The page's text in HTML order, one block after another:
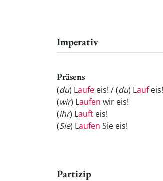
Imperativ
Präsens
(du) Laufe eis! / (du) Laufeis!
(wir) Laufen wir eis!
(ihr) Lauft eis!
(Sie) Laufen Sie eis!
Partizip